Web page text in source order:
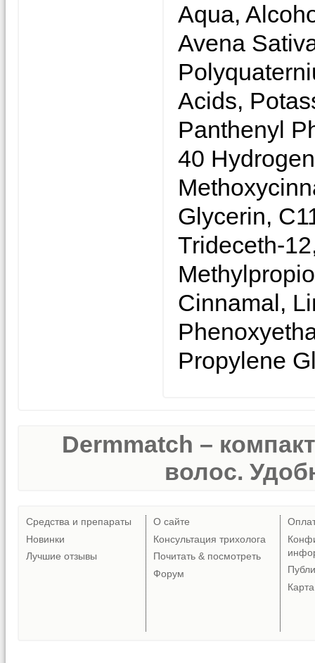
Aqua,
Avena
Acids,
Panthenyl
40
Glycerin,
Trideceth-
Cinnamal,
Propylene
Dermmatch –
волос.
Средства и препараты
Новинки
Лучшие отзывы
О сайте
Консультация трихолога
Почитать & посмотреть
Форум